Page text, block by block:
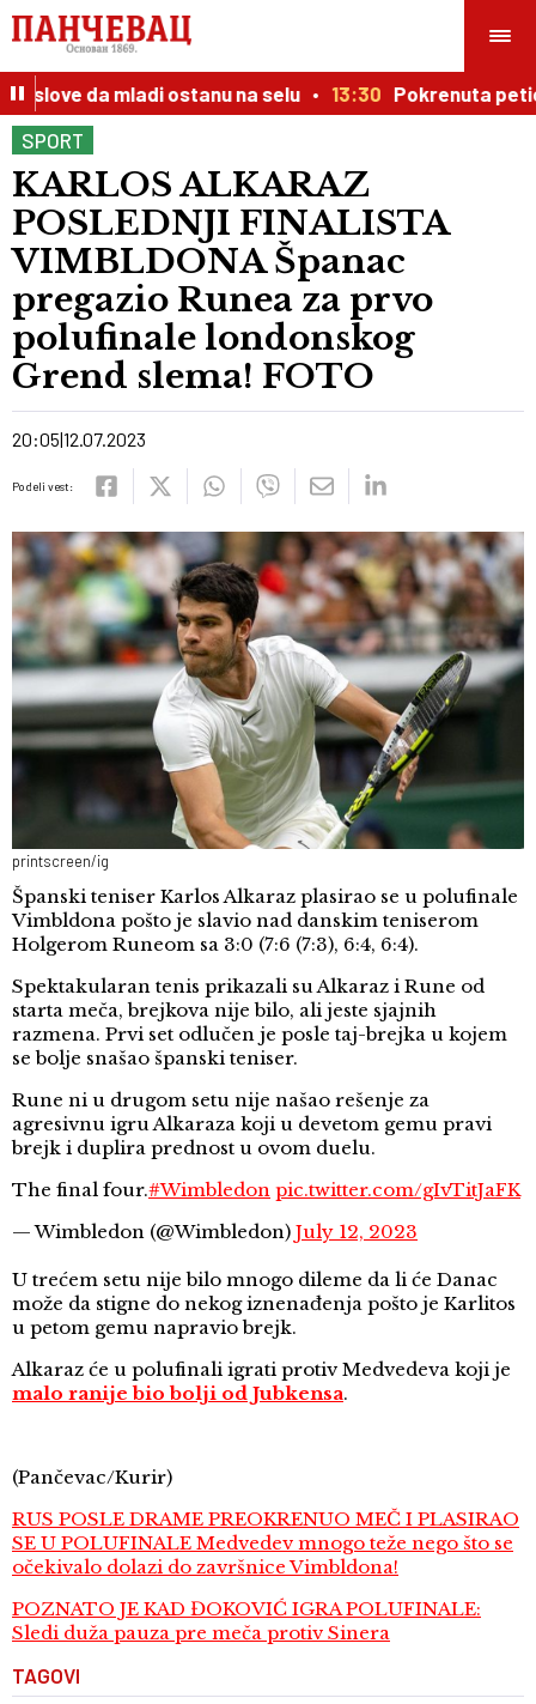
da mladi ostanu na selu 13:30 Pokrenuta
SPORT
KARLOS ALKARAZ
POSLEDNJI FINALISTA
VIMBLDONA Španac
pregazio Runea za prvo
polufinale londonskog
Grend slema! FOTO
20:05 12.07.2023
Podeli vest:
printscreen/ig
Španski teniser Karlos Alkaraz plasirao se u polufinale
Vimbldona pošto je slavio nad danskim teniserom
Holgerom Runeom sa 3:0 (7:6 (7:3), 6:4, 6:4).
Spektakularan tenis prikazali su Alkaraz i Rune od
starta meča, brejkova nije bilo, ali jeste sjajnih
razmena. Prvi set odlučen je posle taj-brejka u kojem
se bolje snašao španski teniser.
Rune ni u drugom setu nije našao rešenje za
agresivnu igru Alkaraza koji u devetom gemu pravi
brejk i duplira prednost u ovom duelu.
The final four.#Wimbledon pic.twitter.com/gIvTitJaFK
— Wimbledon (@Wimbledon) July 12, 2023
U trećem setu nije bilo mnogo dileme da li će Danac
može da stigne do nekog iznenađenja pošto je Karlitos
u petom gemu napravio brejk.
Alkaraz će u polufinali igrati protiv Medvedeva koji je
malo ranije bio bolji od Jubkensa.
(Pančevac/Kurir)
RUS POSLE DRAME PREOKRENUO MEČ I PLASIRAO
SE U POLUFINALE Medvedev mnogo teže nego što se
očekivalo dolazi do završnice Vimbldona!
POZNATO JE KAD ĐOKOVIĆ IGRA POLUFINALE:
Sledi duža pauza pre meča protiv Sinera
TAGOVI